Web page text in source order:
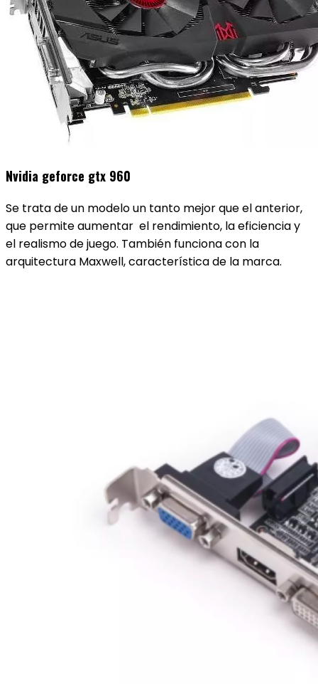
Nvidia geforce gtx 960
Se trata de un modelo un tanto mejor que el anterior,
que permite aumentar el rendimiento, la eficiencia y
el realismo de juego. También funciona con la
arquitectura Maxwell, característica de la marca.